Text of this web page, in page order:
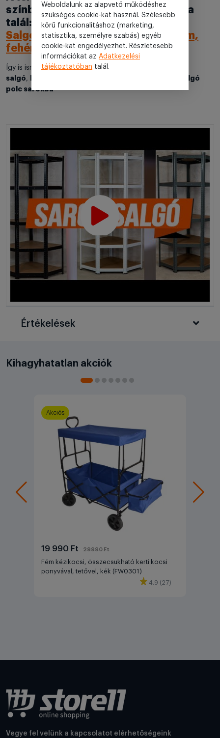
színben egyező elemet ide kattintva
talál:
Salgó polc, 5 szintes 180x90x40cm,
fehér
Így is ismerheti:5 polcos salgó
salgó,
MDF lapos salgó, fehér polc, sarok salgó, salgó
polc sarokba
Értékelések
Kihagyhatatlan akciók
Akciós
19 990 Ft 29990 Ft
Fém kézikocsi, összecsukható kerti kocsi
ponyvával, tetővel, kék (FW0301)
4.9 (27)
Vegye fel velünk a kapcsolatot elérhetőségeink
Weboldalunk az alapvető működéshez
szükséges cookie-kat használ. Szélesebb
körű funkcionalitáshoz (marketing,
statisztika, személyre szabás) egyéb
cookie-kat engedélyezhet. Részletesebb
információkat az Adatkezelési
tájékoztatóban talál.